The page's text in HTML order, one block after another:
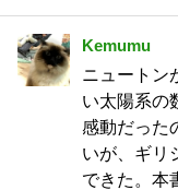
Kemumu
ニュートン
い太陽系の
感動だった
いが、ギリ
できた。本